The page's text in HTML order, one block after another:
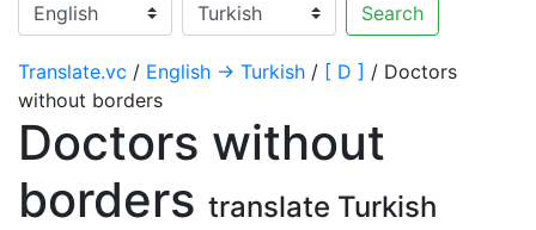
Search
Translate.vc / English → Turkish / [ D ] / Doctors
without borders
Doctors without
borders translate Turkish